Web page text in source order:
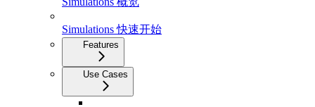
Simulations 快速开始
Features
Use Cases